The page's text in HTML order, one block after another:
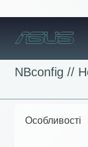
NBconfig //
Особливості